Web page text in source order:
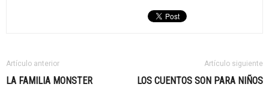
Artículo anterior
LA FAMILIA MONSTER
Artículo siguiente
LOS CUENTOS SON PARA NIÑOS